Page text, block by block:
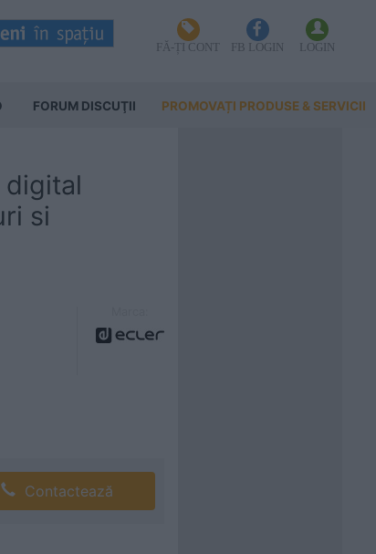
FĂ-ȚI CONT FB LOGIN LOGIN
FORUM DISCUŢII PROMOVAȚI PRODUSE & SERVICII
digital
si
Contactează